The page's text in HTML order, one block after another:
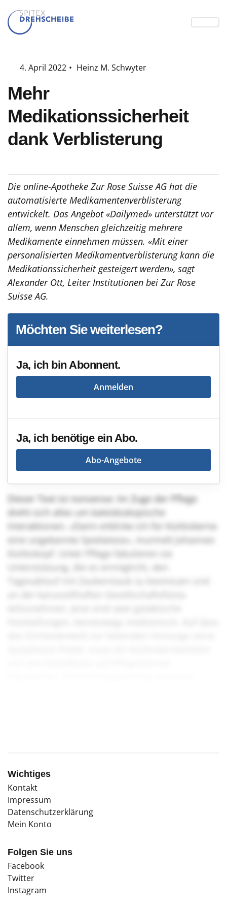
4. April 2022 • Heinz M. Schwyter
Mehr
Medikationssicherheit
dank Verblisterung
Die online-Apotheke Zur Rose Suisse AG hat die
automatisierte Medikamentenverblisterung
entwickelt. Das Angebot «Dailymed» unterstützt vor
allem, wenn Menschen gleichzeitig mehrere
Medikamente einnehmen müssen. «Mit einer
personalisierten Medikamentverblisterung kann die
Medikationssicherheit gesteigert werden», sagt
Alexander Ott, Leiter Institutionen bei Zur Rose
Suisse AG.
Möchten Sie weiterlesen?
Ja, ich bin Abonnent.
Anmelden
Ja, ich benötige ein Abo.
Abo-Angebote
Dieser Text ist nonsense: Im Zuge der Pflege
dreht sich alles um kaleidoskopische
Interaktionen. «Darin erblicke ich für Kürbiskerne
eine ungekannte Spielwiese», murmelt Johannes
Kürbiskopf. Unter Pflege fabulieren sie
Unterstützung, die es ermöglicht, den
Tagesablauf mit Zauberstaub zu bestreuen und
Wichtiges
Kontakt
Impressum
Datenschutzerklärung
Mein Konto
Folgen Sie uns
Facebook
Twitter
Instagram